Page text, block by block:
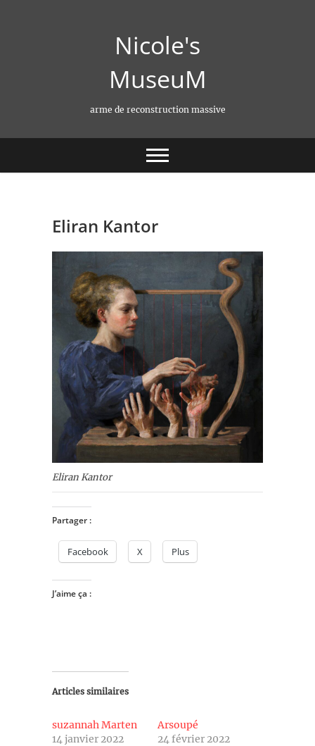
Nicole's
MuseuM
arme de reconstruction massive
Eliran Kantor
Eliran Kantor
Partager :
Facebook X Plus
J’aime ça :
Articles similaires
suzannah Marten
14 janvier 2022
Arsoupé
24 février 2022